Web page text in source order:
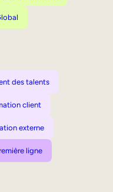
des talents
client
externe
ligne